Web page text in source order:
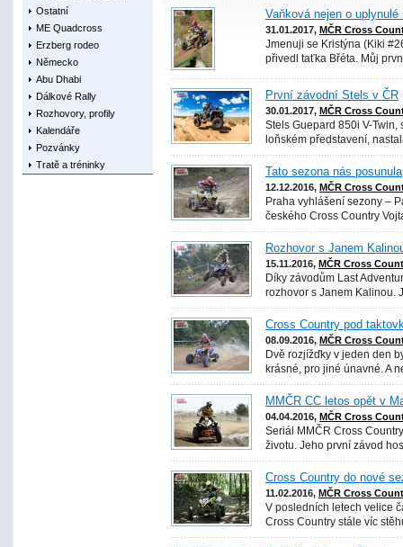
Ostatní
ME Quadcross
Erzberg rodeo
Německo
Abu Dhabi
Dálkové Rally
Rozhovory, profily
Kalendáře
Pozvánky
Tratě a tréninky
Vaňková nejen o uplynulé
31.01.2017, MČR Cross
Jmenuji se Kristýna (Kiki
přivedl taťka Břéta. Můj
První závodní Stels v ČR
30.01.2017, MČR Cross
Stels Guepard 850i V-
loňském představení,
Tato sezona nás posunula
12.12.2016, MČR Cross
Praha vyhlášení sezony –
českého Cross Country
Rozhovor s Janem
15.11.2016, MČR Cross
Díky závodům Last
rozhovor s Janem Kalinou.
Cross Country pod
08.09.2016, MČR Cross
Dvě rozjížďky v jeden den
krásné, pro jiné únavné. A
MMČR CC letos opět v
04.04.2016, MČR Cross
Seriál MMČR Cross
životu. Jeho první závod
Cross Country do nové
11.02.2016, MČR Cross
V posledních letech velice
Cross Country stále víc